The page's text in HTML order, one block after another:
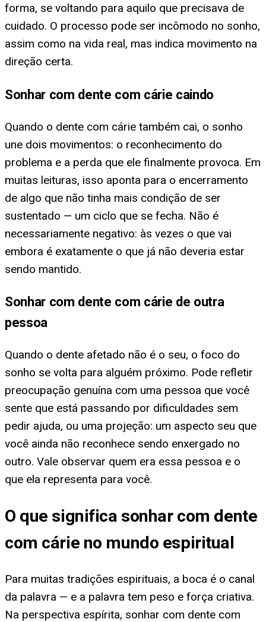
forma, se voltando para aquilo que precisava de
cuidado. O processo pode ser incômodo no sonho,
assim como na vida real, mas indica movimento na
direção certa.
Sonhar com dente com cárie caindo
Quando o dente com cárie também cai, o sonho
une dois movimentos: o reconhecimento do
problema e a perda que ele finalmente provoca. Em
muitas leituras, isso aponta para o encerramento
de algo que não tinha mais condição de ser
sustentado — um ciclo que se fecha. Não é
necessariamente negativo: às vezes o que vai
embora é exatamente o que já não deveria estar
sendo mantido.
Sonhar com dente com cárie de outra
pessoa
Quando o dente afetado não é o seu, o foco do
sonho se volta para alguém próximo. Pode refletir
preocupação genuína com uma pessoa que você
sente que está passando por dificuldades sem
pedir ajuda, ou uma projeção: um aspecto seu que
você ainda não reconhece sendo enxergado no
outro. Vale observar quem era essa pessoa e o
que ela representa para você.
O que significa sonhar com dente
com cárie no mundo espiritual
Para muitas tradições espirituais, a boca é o canal
da palavra — e a palavra tem peso e força criativa.
Na perspectiva espírita, sonhar com dente com